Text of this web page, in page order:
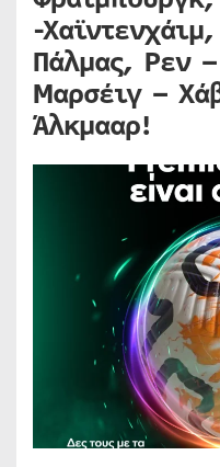
-
Πάλμας, Ρεν
Μαρσέιγ –
Άλκμααρ!